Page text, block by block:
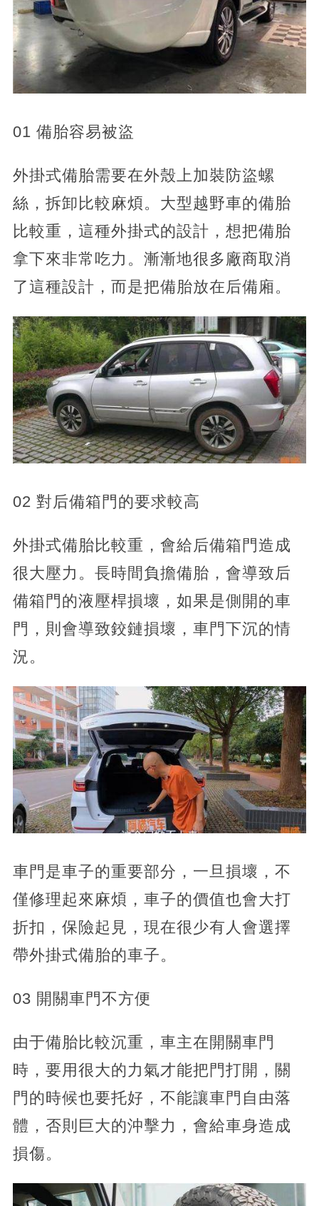
01 備胎容易被盜
外掛式備胎需要在外殼上加裝防盜螺
絲，拆卸比較麻煩。大型越野車的備胎
比較重，這種外掛式的設計，想把備胎
拿下來非常吃力。漸漸地很多廠商取消
了這種設計，而是把備胎放在后備廂。
02 對后備箱門的要求較高
外掛式備胎比較重，會給后備箱門造成
很大壓力。長時間負擔備胎，會導致后
備箱門的液壓桿損壞，如果是側開的車
門，則會導致鉸鏈損壞，車門下沉的情
況。
車門是車子的重要部分，一旦損壞，不
僅修理起來麻煩，車子的價值也會大打
折扣，保險起見，現在很少有人會選擇
帶外掛式備胎的車子。
03 開關車門不方便
由于備胎比較沉重，車主在開關車門
時，要用很大的力氣才能把門打開，關
門的時候也要托好，不能讓車門自由落
體，否則巨大的沖擊力，會給車身造成
損傷。